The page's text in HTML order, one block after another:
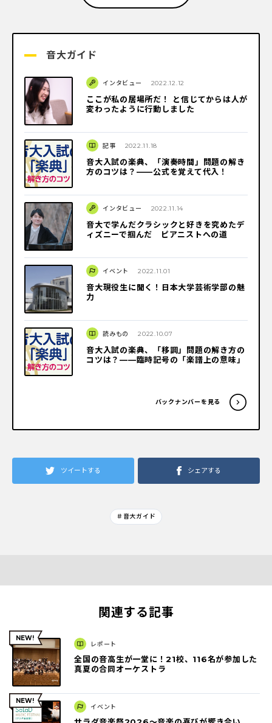
音大ガイド
インタビュー 2022.12.12
ここが私の居場所だ！ と信じてからは人が
変わったように行動しました
記事 2022.11.18
音大入試の楽典、「演奏時間」問題の解き
方のコツは？――公式を覚えて代入！
インタビュー 2022.11.14
音大で学んだクラシックと好きを究めたデ
ィズニーで掴んだ ピアニストへの道
イベント 2022.11.01
音大現役生に聞く！日本大学芸術学部の魅
力
読みもの 2022.10.07
音大入試の楽典、「移調」問題の解き方の
コツは？――臨時記号の「楽譜上の意味」
バックナンバーを見る
ツイートする シェアする
＃音大ガイド
関連する記事
レポート
全国の音高生が一堂に！21校、116名が参加した
真夏の合同オーケストラ
イベント